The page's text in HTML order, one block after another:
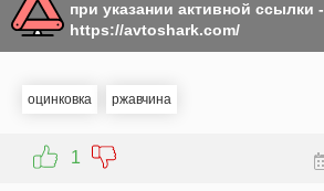
при указании активной ссылки -
https://avtoshark.com/
оцинковка ржавчина
1